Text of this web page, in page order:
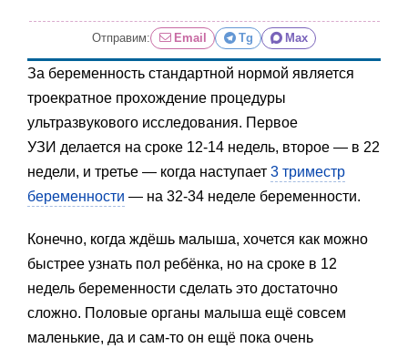
Отправим: Email Tg Max
За беременность стандартной нормой является
троекратное прохождение процедуры
ультразвукового исследования. Первое
УЗИ делается на сроке 12-14 недель, второе — в 22
недели, и третье — когда наступает 3 триместр
беременности — на 32-34 неделе беременности.
Конечно, когда ждёшь малыша, хочется как можно
быстрее узнать пол ребёнка, но на сроке в 12
недель беременности сделать это достаточно
сложно. Половые органы малыша ещё совсем
маленькие, да и сам-то он ещё пока очень